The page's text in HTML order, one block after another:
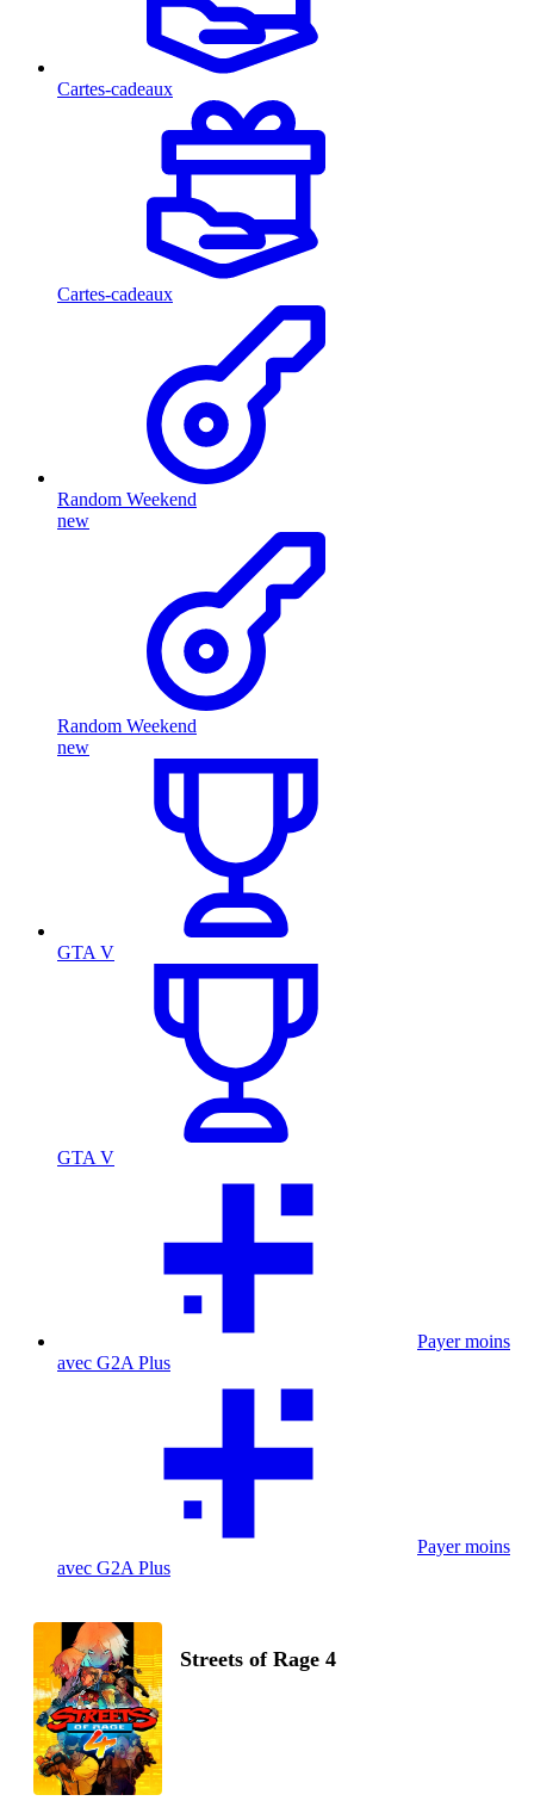
Cartes-cadeaux
Cartes-cadeaux
Random Weekend
new
Random Weekend
new
GTA V
GTA V
Payer moins
avec G2A Plus
Payer moins
avec G2A Plus
Streets of Rage 4